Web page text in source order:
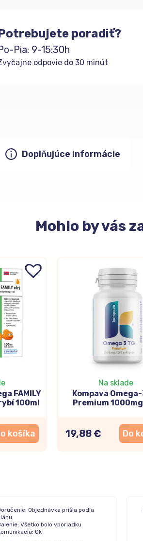
poradiť?
Pia: 9-15:30h
odpovie do 30 minút
Doplňujúce informácie
Mohlo by vás
FAMILY
100ml
košíka
Na sklade
Kompava Omega-
Premium
19,88 € Do
Objednávka prišla podľa
Všetko bolo vporiadku
Ok